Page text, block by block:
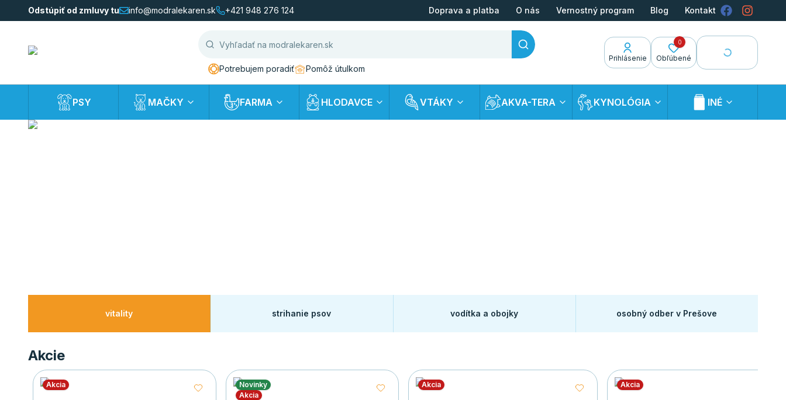
Odstúpiť od zmluvy tu info@modralekaren.sk +421 948 276 124 Doprava a platba O nás Vernostný program Blog Kontakt
Potrebujem poradiť Pomôž útulkom
Prihlásenie
0
Obľúbené
PSY MAČKY FARMA HLODAVCE VTÁKY AKVA-TERA KYNOLÓGIA INÉ
vitality strihanie psov vodítka a obojky osobný odber v Prešove
Akcie
Akcia
Novinky
Akcia
Akcia Akcia